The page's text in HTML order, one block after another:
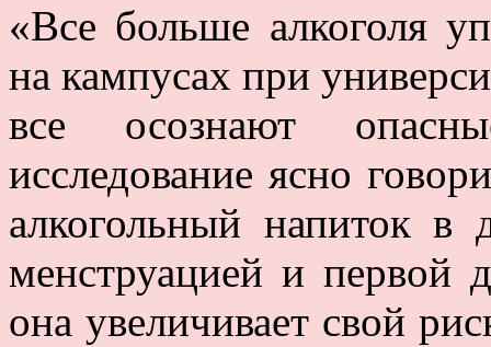
«Все больше алкоголя
на кампусах при
все осознают
исследование ясно
алкогольный напиток
менструацией и
она увеличивает свой